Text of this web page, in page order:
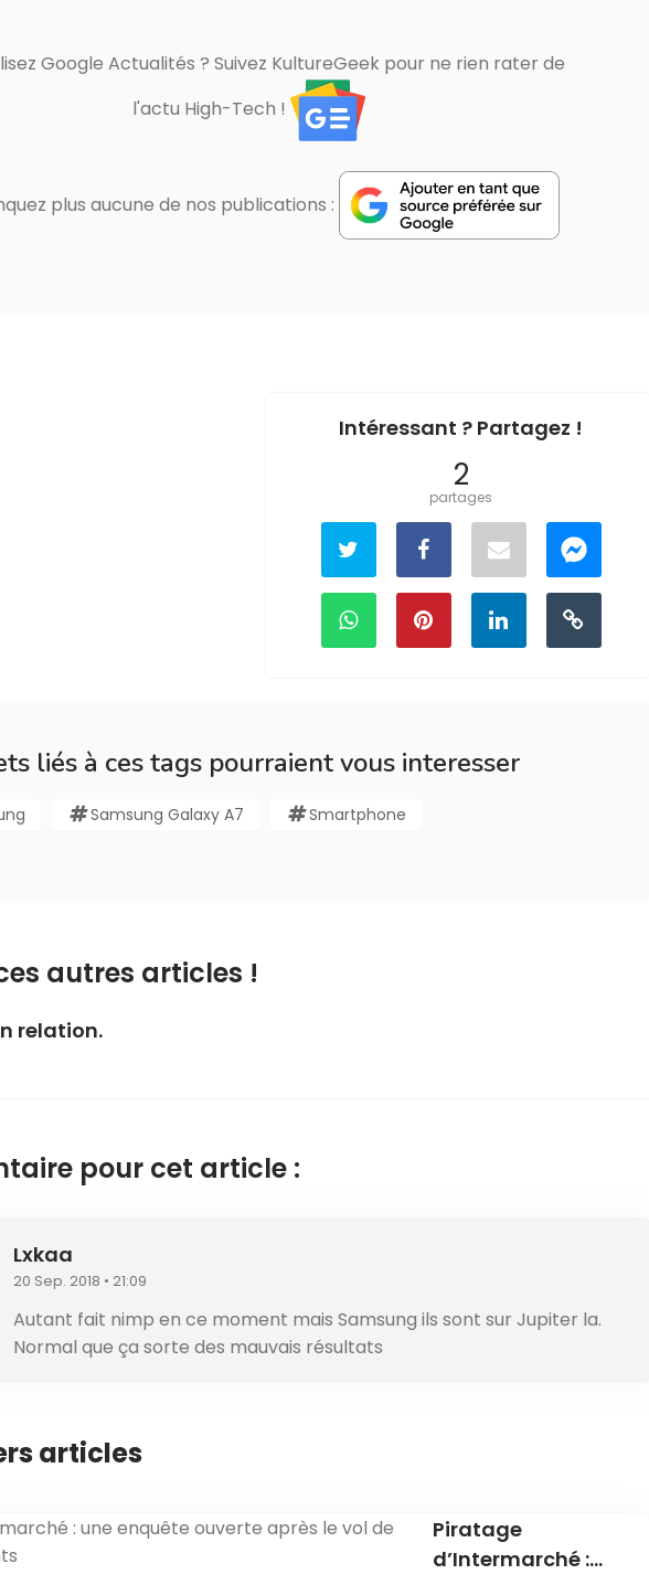
Google Actualités ? Suivez KultureGeek pour ne rien rater de
l'actu High-Tech !
plus aucune de nos publications :
Intéressant ? Partagez !
2
partages
liés à ces tags pourraient vous interesser
Samsung Galaxy A7 Smartphone
autres articles !
relation.
pour cet article :
Lxkaa
20 Sep. 2018 • 21:09
Autant fait nimp en ce moment mais Samsung ils sont sur Jupiter la.
Normal que ça sorte des mauvais résultats
articles
Piratage
d’Intermarché :